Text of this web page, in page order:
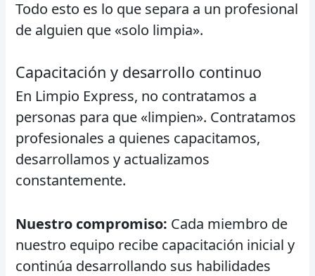
Todo esto es lo que separa a un profesional
de alguien que «solo limpia».
Capacitación y desarrollo continuo
En Limpio Express, no contratamos a
personas para que «limpien». Contratamos
profesionales a quienes capacitamos,
desarrollamos y actualizamos
constantemente.
Nuestro compromiso: Cada miembro de
nuestro equipo recibe capacitación inicial y
continúa desarrollando sus habilidades